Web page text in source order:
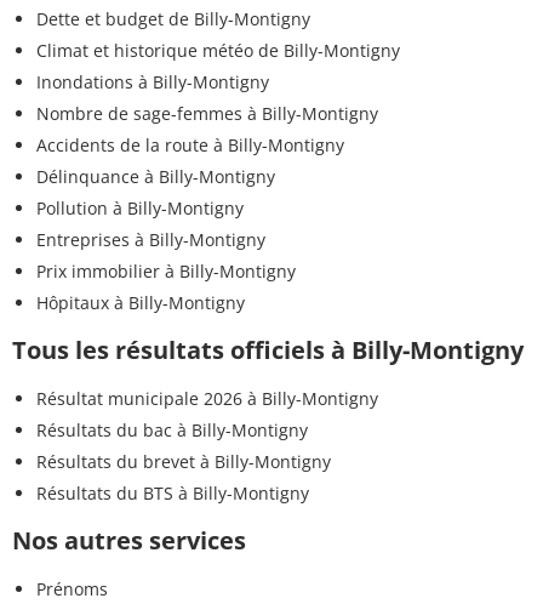
Dette et budget de Billy-Montigny
Climat et historique météo de Billy-Montigny
Inondations à Billy-Montigny
Nombre de sage-femmes à Billy-Montigny
Accidents de la route à Billy-Montigny
Délinquance à Billy-Montigny
Pollution à Billy-Montigny
Entreprises à Billy-Montigny
Prix immobilier à Billy-Montigny
Hôpitaux à Billy-Montigny
Tous les résultats officiels à Billy-Montigny
Résultat municipale 2026 à Billy-Montigny
Résultats du bac à Billy-Montigny
Résultats du brevet à Billy-Montigny
Résultats du BTS à Billy-Montigny
Nos autres services
Prénoms